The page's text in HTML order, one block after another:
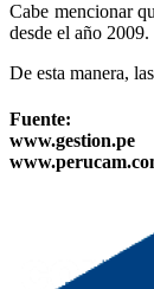
Cabe mencionar
desde el año 2009.
De esta manera,
Fuente:
www.gestion.pe